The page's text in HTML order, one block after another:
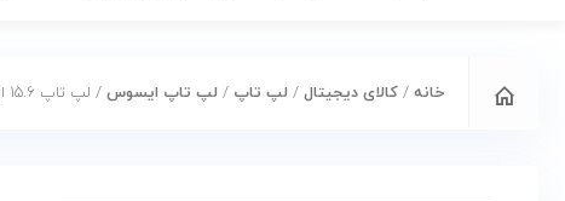
خانه / کالای دیجیتال / لپ تاپ / لپ تاپ ایسوس / لپ تاپ 15.6 اینچی ایسوس مدل ExpertBook B1 B1502CBA-NJ2621-i3 1215U 8GB 256SSD